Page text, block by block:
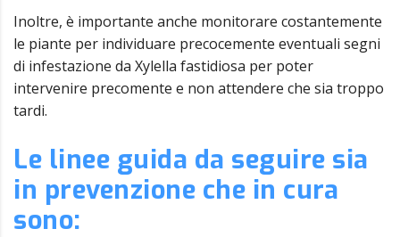
Inoltre, è importante anche monitorare costantemente
le piante per individuare precocemente eventuali segni
di infestazione da Xylella fastidiosa per poter
intervenire precomente e non attendere che sia troppo
tardi.
Le linee guida da seguire sia
in prevenzione che in cura
sono: